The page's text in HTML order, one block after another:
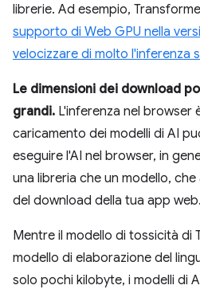
librerie. Ad esempio,
supporto di Web GPU nella
velocizzare di molto l'inferenza
Le dimensioni dei download
grandi. L'inferenza nel browser
caricamento dei modelli di AI
eseguire l'AI nel browser, in
una libreria che un modello,
del download della tua app web.
Mentre il modello di tossicità di
modello di elaborazione del
solo pochi kilobyte, i modelli di